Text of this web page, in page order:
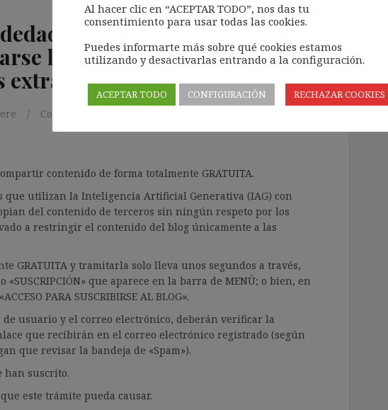
y carencia de 500 días:
los días cuota por
extraordinarias
Comentarios Jurisprudencia
contenido de forma totalmente GRATUITA.
que utilizan la Inteligencia Artificial Generativa (IAG) con
del contenido de terceros sin ningún respeto por los
a restringir el contenido del blog únicamente a las
GRATUITA y tramitarla solo lleva unos segundos a través,
que aparece en la barra de MENÚ; o bien, en
PARA SUSCRIBIRSE AL BLOG».
usuario y el correo electrónico, deberán verificar la
que recibirán en el correo electrónico registrado (según
que revisar la bandeja de «Spam»).
han suscrito.
este trámite pueda causar.
Al hacer clic en “ACEPTAR TODO”, nos das tu
consentimiento para usar todas las cookies.
Puedes informarte más sobre qué cookies estamos
utilizando y desactivarlas entrando a la configuración.
ACEPTAR TODO CONFIGURACIÓN RECHAZAR COOKIES